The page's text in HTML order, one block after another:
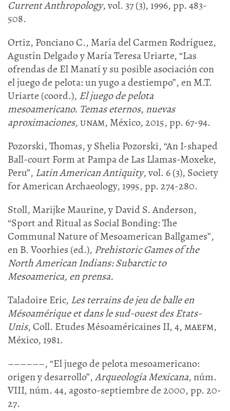
Current Anthropology, vol. 37 (3), 1996, pp. 483-
508.
Ortiz, Ponciano C., María del Carmen Rodríguez,
Agustín Delgado y María Teresa Uriarte, “Las
ofrendas de El Manatí y su posible asociación con
el juego de pelota: un yugo a destiempo”, en M.T.
Uriarte (coord.), El juego de pelota
mesoamericano. Temas eternos, nuevas
aproximaciones,unam, México, 2015, pp. 67-94.
Pozorski, Thomas, y Shelia Pozorski, “An I-shaped
Ball-court Form at Pampa de Las Llamas-Moxeke,
Peru”, Latin American Antiquity, vol. 6 (3), Society
for American Archaeology, 1995, pp. 274-280.
Stoll, Marijke Maurine, y David S. Anderson,
“Sport and Ritual as Social Bonding: The
Communal Nature of Mesoamerican Ballgames”,
en B. Voorhies (ed.), Prehistoric Games of the
North American Indians: Subarctic to
Mesoamerica, en prensa.
Taladoire Eric, Les terrains de jeu de balle en
Mésoamérique et dans le sud-ouest des Etats-
Unis, Coll. Etudes Mésoaméricaines II, 4, maefm,
México, 1981.
––––––, “El juego de pelota mesoamericano:
origen y desarrollo”,Arqueología Mexicana, núm.
VIII, núm. 44, agosto-septiembre de 2000, pp. 20-
27.